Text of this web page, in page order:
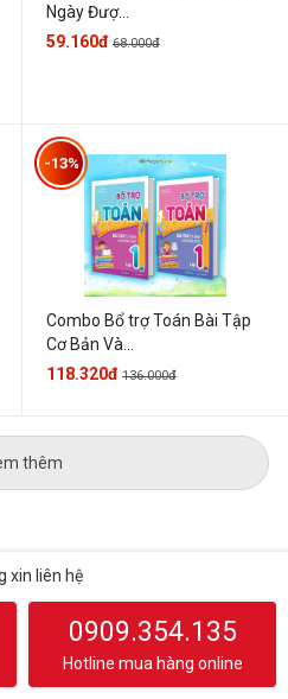
Ngày Đượ...
59.160đ 68.000đ
Combo Bổ trợ Toán Bài Tập
Cơ Bản Và...
-13%
118.320đ 136.000đ
thêm
xin liên hệ
0909.354.135
Hotline mua hàng online